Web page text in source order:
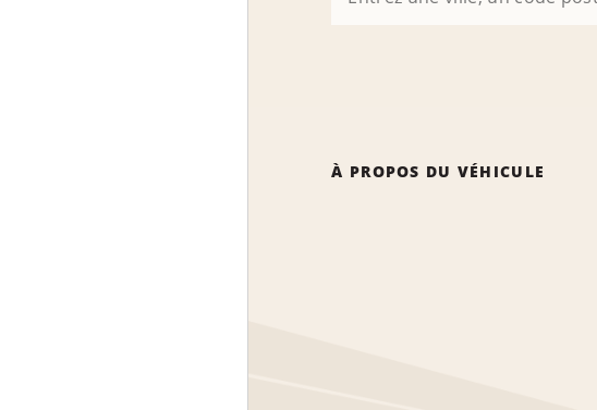
À PROPOS DU VÉHICULE